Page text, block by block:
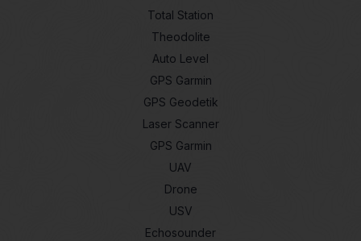
Total Station
Theodolite
Auto Level
GPS Garmin
GPS Geodetik
Laser Scanner
GPS Garmin
UAV
Drone
USV
Echosounder